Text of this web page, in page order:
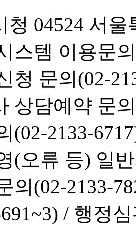
청 04524 서
스템 이용문
청 문의(02-
상담예약 문
(02-2133-
(오류 등) 일
의(02-2133-
/ 행정심